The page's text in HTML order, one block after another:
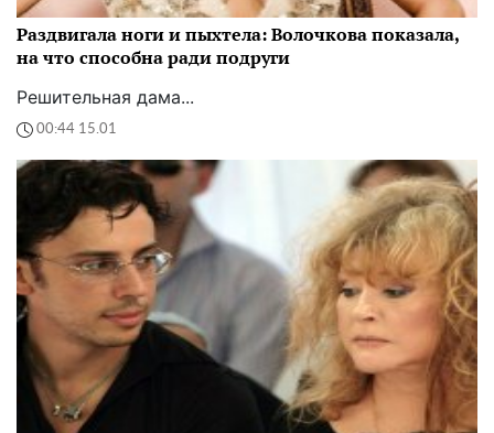
Раздвигала ноги и пыхтела: Волочкова показала,
на что способна ради подруги
Решительная дама...
00:44 15.01